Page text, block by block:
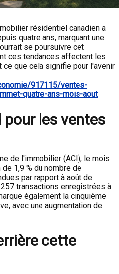
résidentiel canadien a
quatre ans, marquant une
se poursuivre cet
ces tendances affectent les
ce que cela signifie pour l'avenir
917115/ventes-
quatre-ans-mois-aout
pour les ventes
de l'immobilier (ACI), le mois
1,9 % du nombre de
par rapport à août de
transactions enregistrées à
également la cinquième
avec une augmentation de
cette